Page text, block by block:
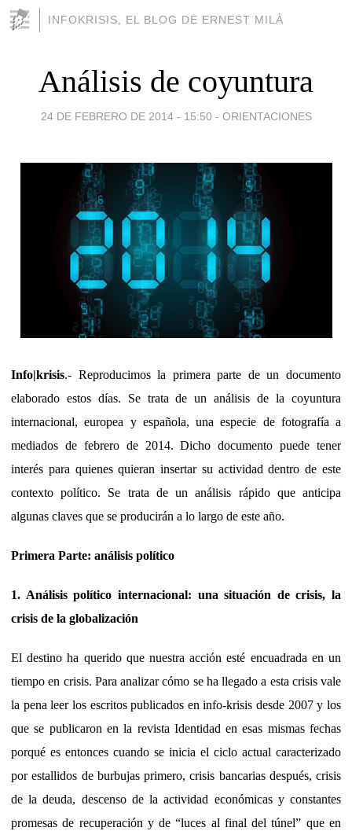
INFOKRISIS, EL BLOG DE ERNEST MILÀ
Análisis de coyuntura
24 DE FEBRERO DE 2014 - 15:50 - ORIENTACIONES
Info|krisis.- Reproducimos la primera parte de un documento
elaborado estos días. Se trata de un análisis de la coyuntura
internacional, europea y española, una especie de fotografía a
mediados de febrero de 2014. Dicho documento puede tener
interés para quienes quieran insertar su actividad dentro de este
contexto político. Se trata de un análisis rápido que anticipa
algunas claves que se producirán a lo largo de este año.
Primera Parte: análisis político
1. Análisis político internacional: una situación de crisis, la
crisis de la globalización
El destino ha querido que nuestra acción esté encuadrada en un
tiempo en crisis. Para analizar cómo se ha llegado a esta crisis vale
la pena leer los escritos publicados en info-krisis desde 2007 y los
que se publicaron en la revista Identidad en esas mismas fechas
porqué es entonces cuando se inicia el ciclo actual caracterizado
por estallidos de burbujas primero, crisis bancarias después, crisis
de la deuda, descenso de la actividad económicas y constantes
promesas de recuperación y de “luces al final del túnel” que en